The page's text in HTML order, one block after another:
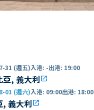
31 (週五)入港: -出港: 19:00
亞, 義大利open_in_new
01 (週六)入港: 09:00出港: 18:00
, 義大利open_in_new